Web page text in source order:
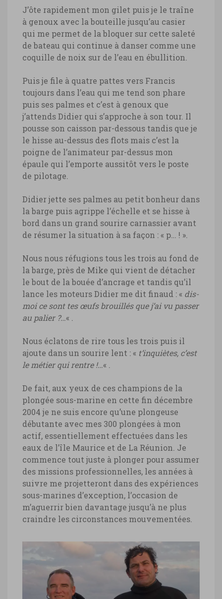
J’ôte rapidement mon gilet puis je le traîne
à genoux avec la bouteille jusqu’au casier
qui me permet de la bloquer sur cette saleté
de bateau qui continue à danser comme une
coquille de noix sur de l’eau en ébullition.
Puis je file à quatre pattes vers Francis
toujours dans l’eau qui me tend son phare
puis ses palmes et c’est à genoux que
j’attends Didier qui s’approche à son tour. Il
pousse son caisson par-dessous tandis que je
le hisse au-dessus des flots mais c’est la
poigne de l’animateur par-dessus mon
épaule qui l’emporte aussitôt vers le poste
de pilotage.
Didier jette ses palmes au petit bonheur dans
la barge puis agrippe l’échelle et se hisse à
bord dans un grand sourire carnassier avant
de résumer la situation à sa façon : « p… ! ».
Nous nous réfugions tous les trois au fond de
la barge, près de Mike qui vient de détacher
le bout de la bouée d’ancrage et tandis qu’il
lance les moteurs Didier me dit finaud : « dis-
moi ce sont tes œufs brouillés que j’ai vu passer
au palier ?…« .
Nous éclatons de rire tous les trois puis il
ajoute dans un sourire lent : « t’inquiètes, c’est
le métier qui rentre !…« .
De fait, aux yeux de ces champions de la
plongée sous-marine en cette fin décembre
2004 je ne suis encore qu’une plongeuse
débutante avec mes 300 plongées à mon
actif, essentiellement effectuées dans les
eaux de l’île Maurice et de La Réunion. Je
commence tout juste à plonger pour assumer
des missions professionnelles, les années à
suivre me projetteront dans des expériences
sous-marines d’exception, l’occasion de
m’aguerrir bien davantage jusqu’à ne plus
craindre les circonstances mouvementées.